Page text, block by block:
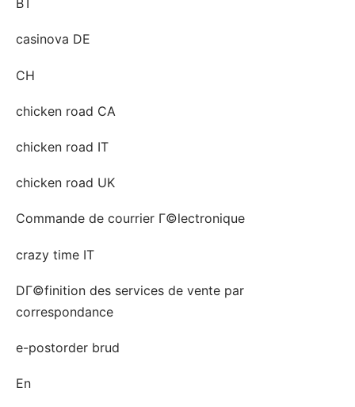
BT
casinova DE
CH
chicken road CA
chicken road IT
chicken road UK
Commande de courrier Г©lectronique
crazy time IT
DГ©finition des services de vente par
correspondance
e-postorder brud
En